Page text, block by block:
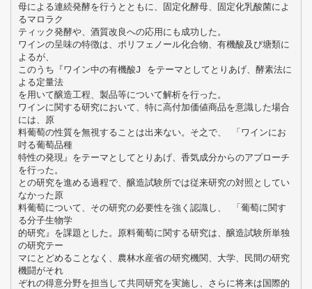
母による連続発酵を行うとともに、固定化酵母、固定化乳酸菌によ
るマロラク
ティック発酵や、酒質改良への応用にも成功した。
ワインの呈味の特徴は、ポリフェノール化合物、有機酸及び塘類に
よるが、
このうち『ワイン中の有機酸J をテーマとしてとりあげ、酵素法に
よる定量法
を用いて醸造工程、製品等について解析を行った。
ワインに関する研究において、特に高付加価値商品を意識した場合
には、原
料葡萄の性質を無視することは出来ない。そ之で、 「ワインにお
吋る葡萄品種
特性の発現』をテーマとしてとりあげ、香気成分からのアプローチ
を行った。
との研究を進める過程で、醸造試験所では従来研究の対照としてい
なかった原
料葡萄について、その研究の必要性を強く認識し、 「葡萄に関す
る分子生物学
的研究』を課題とした。原料葡萄に関する研究は、醸造試験所単独
の研究テー
マにとどめることなく、農林水産省の研究機関、大学、民間の研究
機闘がそれ
ぞれの得意分野を担当して共同研究を実施し、さらに将来は国際的